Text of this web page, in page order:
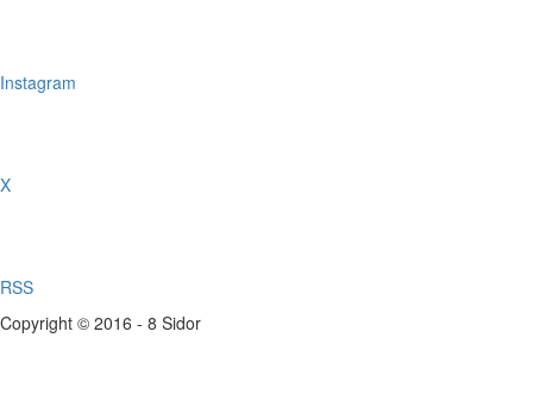
Instagram
X
RSS
Copyright © 2016 - 8 Sidor